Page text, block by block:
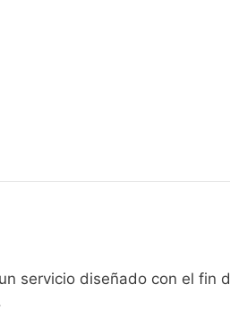
servicio diseñado con el